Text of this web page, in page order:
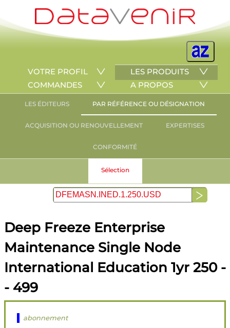
VOTRE PROFIL
LES PRODUITS
COMMANDES
A PROPOS
LES ÉDITEURS PAR RÉFÉRENCE OU DÉSIGNATION
ACQUISITION OU RENOUVELLEMENT EXPERTISES
CONFORMITÉ
Sélection
Deep Freeze Enterprise
Maintenance Single Node
International Education 1yr 250 -
- 499
abonnement